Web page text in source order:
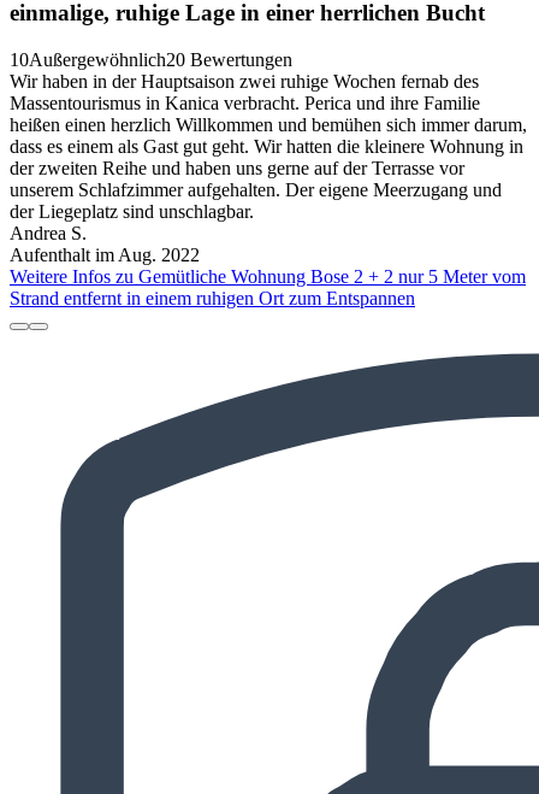
einmalige, ruhige Lage in einer herrlichen Bucht
10Außergewöhnlich20 Bewertungen
Wir haben in der Hauptsaison zwei ruhige Wochen fernab des
Massentourismus in Kanica verbracht. Perica und ihre Familie
heißen einen herzlich Willkommen und bemühen sich immer darum,
dass es einem als Gast gut geht. Wir hatten die kleinere Wohnung in
der zweiten Reihe und haben uns gerne auf der Terrasse vor
unserem Schlafzimmer aufgehalten. Der eigene Meerzugang und
der Liegeplatz sind unschlagbar.
Andrea S.
Aufenthalt im Aug. 2022
Weitere Infos zu Gemütliche Wohnung Bose 2 + 2 nur 5 Meter vom
Strand entfernt in einem ruhigen Ort zum Entspannen